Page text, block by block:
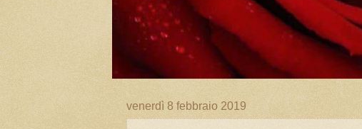
venerdì 8 febbraio 2019